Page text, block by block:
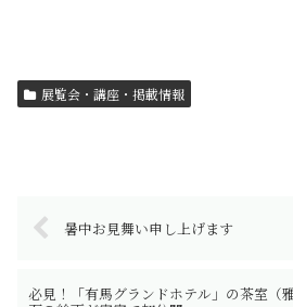
展覧会・講座・掲載情報
暑中お見舞い申し上げます
必見！「有馬グランドホテル」の茶室（